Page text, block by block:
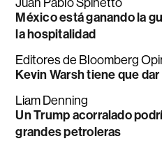
Juan Pablo Spinetto
México está ganando la
la hospitalidad
Editores de Bloomberg
Kevin Warsh tiene que
Liam Denning
Un Trump acorralado
grandes petroleras